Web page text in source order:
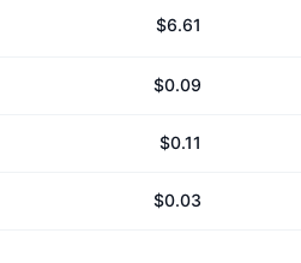
$6.61
$0.09
$0.11
$0.03